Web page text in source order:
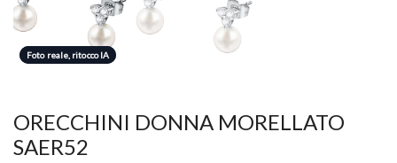
Foto reale, ritocco IA
Foto reale, ritocco IA
ORECCHINI DONNA MORELLATO
SAER52